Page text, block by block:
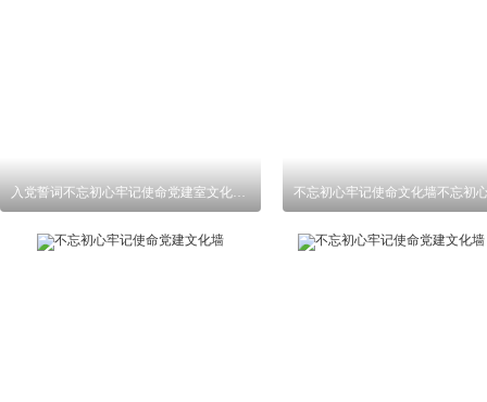
入党誓词不忘初心牢记使命党建室文化墙图片